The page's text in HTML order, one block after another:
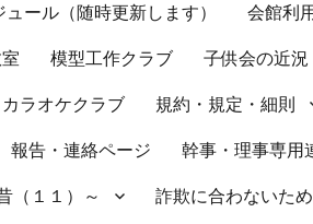
ール（随時更新します） 会館利
模型工作クラブ 子供会の近況
カラオケクラブ 規約・規定・細則
報告・連絡ページ 幹事・理事専用
（１１）～ 詐欺に合わないた